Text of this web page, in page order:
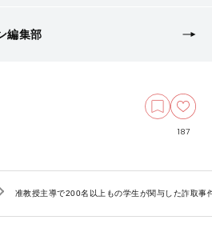
編集部
187
准教授主導で200名以上もの学生が関与した詐取